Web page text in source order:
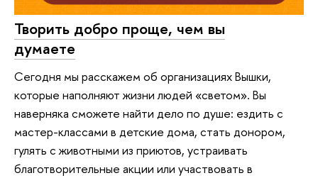
Творить добро проще, чем вы
думаете
Сегодня мы расскажем об организациях Вышки,
которые наполняют жизни людей «светом». Вы
наверняка сможете найти дело по душе: ездить с
мастер-классами в детские дома, стать донором,
гулять с животными из приютов, устраивать
благотворительные акции или участвовать в